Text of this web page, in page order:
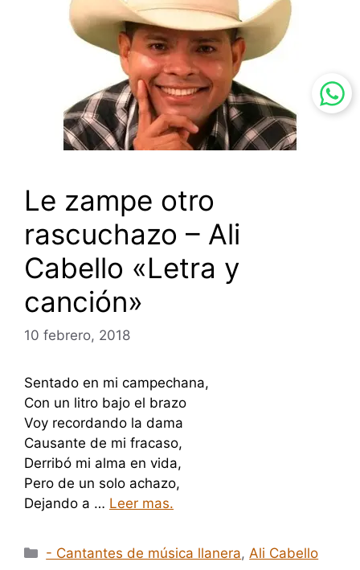
Le zampe otro
rascuchazo – Ali
Cabello «Letra y
canción»
10 febrero, 2018
Sentado en mi campechana,
Con un litro bajo el brazo
Voy recordando la dama
Causante de mi fracaso,
Derribó mi alma en vida,
Pero de un solo achazo,
Dejando a … Leer mas.
Categorías
- Cantantes de música llanera, Ali Cabello